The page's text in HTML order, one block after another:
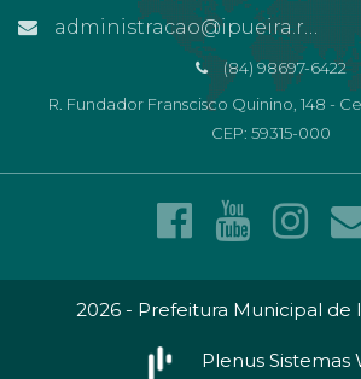
administracao@ipueira.rn.gov.br
(84) 98697-6422
R. Fundador Franscisco Quinino, 148 -
CEP: 59315-000
2026 - Prefeitura Municipal de
Plenus Sistemas